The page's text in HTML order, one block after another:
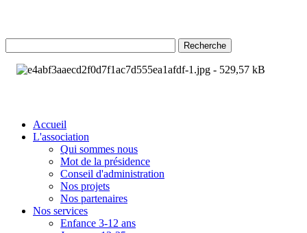
Recherche
Accueil
L'association
Qui sommes nous
Mot de la présidence
Conseil d'administration
Nos projets
Nos partenaires
Nos services
Enfance 3-12 ans